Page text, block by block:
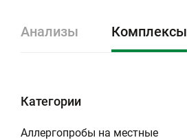
Анализы Комплексы
Категории
Аллергопробы на местные